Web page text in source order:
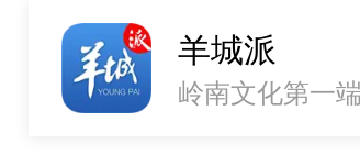
羊城派
岭南文化第一端